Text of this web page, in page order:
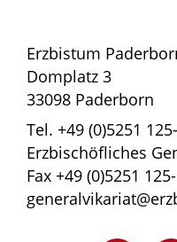
Erzbistum
Domplatz 3
33098 Paderborn
Tel. +49 (0)5251
Erzbischöfliches
Fax +49 (0)5251